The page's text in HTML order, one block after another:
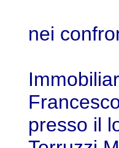
nei
presso il